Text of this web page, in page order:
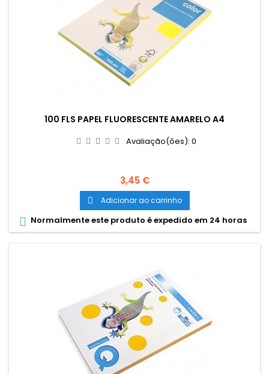
100 FLS PAPEL FLUORESCENTE AMARELO A4
Avaliação(ões): 0
Preço
3,45 €
 Adicionar ao carrinho
 Normalmente este produto é expedido em 24 horas